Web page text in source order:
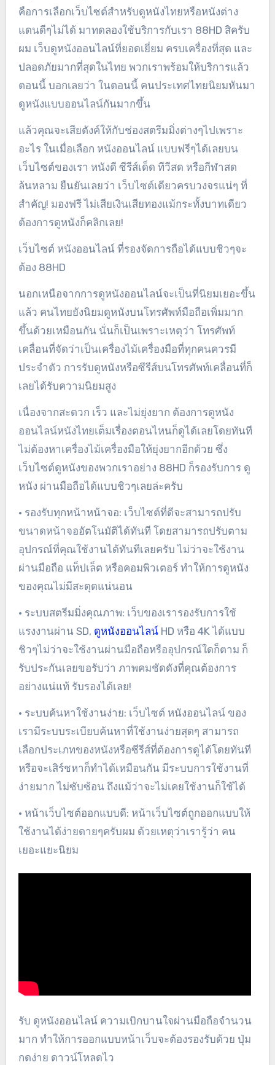
คือการเลือกเว็บไซต์สำหรับดูหนังไทยหรือหนังต่าง
แดนดีๆไม่ได้ มาทดลองใช้บริการกับเรา 88HD สิครับ
ผม เว็บดูหนังออนไลน์ที่ยอดเยี่ยม ครบเครื่องที่สุด และ
ปลอดภัยมากที่สุดในไทย พวกเราพร้อมให้บริการแล้ว
ตอนนี้ บอกเลยว่า ในตอนนี้ คนประเทศไทยนิยมหันมา
ดูหนังแบบออนไลน์กันมากขึ้น
แล้วคุณจะเสียตังค์ให้กับช่องสตรีมมิ่งต่างๆไปเพราะ
อะไร ในเมื่อเลือก หนังออนไลน์ แบบฟรีๆได้เลยบน
เว็บไซต์ของเรา หนังดี ซีรีส์เด็ด ทีวีสด หรือกีฬาสด
ล้นหลาม ยืนยันเลยว่า เว็บไซต์เดียวครบวงจรแน่ๆ ที่
สำคัญ! มองฟรี ไม่เสียเงินเสียทองแม้กระทั้งบาทเดียว
ต้องการดูหนังก็คลิกเลย!
เว็บไซต์ หนังออนไลน์ ที่รองจัดการถือได้แบบชิวๆจะ
ต้อง 88HD
นอกเหนือจากการดูหนังออนไลน์จะเป็นที่นิยมเยอะขึ้น
แล้ว คนไทยยังนิยมดูหนังบนโทรศัพท์มือถือเพิ่มมาก
ขึ้นด้วยเหมือนกัน นั่นก็เป็นเพราะเหตุว่า โทรศัพท์
เคลื่อนที่จัดว่าเป็นเครื่องไม้เครื่องมือที่ทุกคนควรมี
ประจำตัว การรับดูหนังหรือซีรีส์บนโทรศัพท์เคลื่อนที่ก็
เลยได้รับความนิยมสูง
เนื่องจากสะดวก เร็ว และไม่ยุ่งยาก ต้องการดูหนัง
ออนไลน์หนังไทยเต็มเรื่องตอนไหนก็ดูได้เลยโดยทันที
ไม่ต้องหาเครื่องไม้เครื่องมือให้ยุ่งยากอีกด้วย ซึ่ง
เว็บไซต์ดูหนังของพวกเราอย่าง 88HD ก็รองรับการ ดู
หนัง ผ่านมือถือได้แบบชิวๆเลยล่ะครับ
• รองรับทุกหน้าหน้าจอ: เว็บไซต์ที่ดีจะสามารถปรับ
ขนาดหน้าจออัตโนมัติได้ทันที โดยสามารถปรับตาม
อุปกรณ์ที่คุณใช้งานได้ทันทีเลยครับ ไม่ว่าจะใช้งาน
ผ่านมือถือ แท็ปเล็ต หรือคอมพิวเตอร์ ทำให้การดูหนัง
ของคุณไม่มีสะดุดแน่นอน
• ระบบสตรีมมิ่งคุณภาพ: เว็บของเรารองรับการใช้
แรงงานผ่าน SD, ดูหนังออนไลน์HD หรือ 4K ได้แบบ
ชิวๆไม่ว่าจะใช้งานผ่านมือถือหรืออุปกรณ์ใดก็ตาม ก็
รับประกันเลยขอรับว่า ภาพคมชัดดังที่คุณต้องการ
อย่างแน่แท้ รับรองได้เลย!
• ระบบค้นหาใช้งานง่าย: เว็บไซต์ หนังออนไลน์ ของ
เรามีระบบระเบียบค้นหาที่ใช้งานง่ายสุดๆ สามารถ
เลือกประเภทของหนังหรือซีรีส์ที่ต้องการดูได้โดยทันที
หรือจะเสิร์ชหาก็ทำได้เหมือนกัน มีระบบการใช้งานที่
ง่ายมาก ไม่ซับซ้อน ถึงแม้ว่าจะไม่เคยใช้งานก็ใช้ได้
• หน้าเว็บไซต์ออกแบบดี: หน้าเว็บไซต์ถูกออกแบบให้
ใช้งานได้ง่ายดายๆครับผม ด้วยเหตุว่าเรารู้ว่า คน
เยอะแยะนิยม
รับ ดูหนังออนไลน์ ความเบิกบานใจผ่านมือถือจำนวน
มาก ทำให้การออกแบบหน้าเว็บจะต้องรองรับด้วย ปุ่ม
กดง่าย ดาวน์โหลดไว